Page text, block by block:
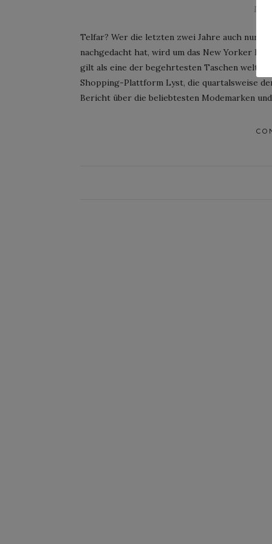
Telfar? Wer die letzten zwei Jahre auch nur
nachgedacht hat, wird um das New Yorker
gilt als eine der begehrtesten Taschen
Shopping-Plattform Lyst, die quartalsweise
Bericht über die beliebtesten Modemarken